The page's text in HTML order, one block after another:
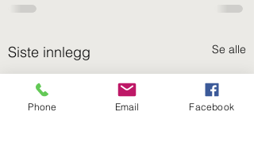
Siste innlegg Se alle
Phone Email Facebook